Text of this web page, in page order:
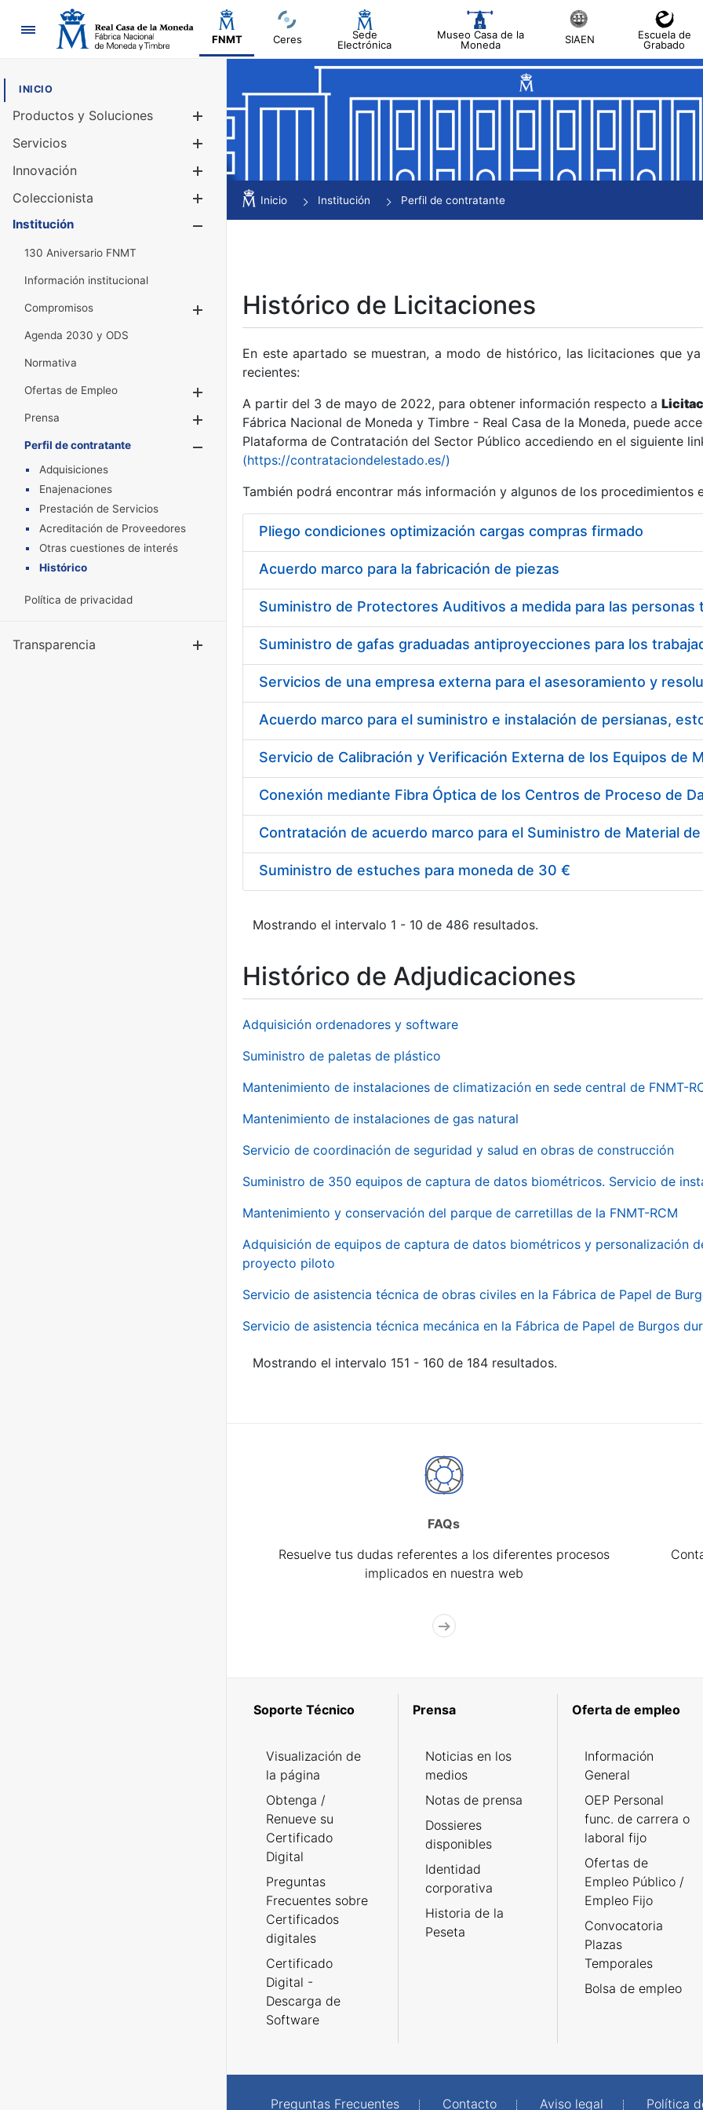
Navegación
FNMT Ceres
Sede
Electrónica
Museo Casa de la
Moneda
SIAEN
Escuela de
Grabado
INICIO
Productos y Soluciones
Mostrar/Ocultar
Servicios
Innovación
Coleccionista
Mostrar/Ocultar
Institución
130 Aniversario FNMT
Información institucional
Compromisos
Mostrar/Ocultar
Agenda 2030 y ODS
Normativa
Ofertas de Empleo
Prensa
Mostrar/Ocultar
Perfil de contratante
Mostrar/Ocultar
Adquisiciones
Enajenaciones
Prestación de Servicios
Acreditación de Proveedores
Otras cuestiones de interés
Histórico
Política de privacidad
Transparencia Mostrar/Ocultar
Inicio Institución Perfil de contratante
Histórico de Licitaciones
En este apartado se muestran, a modo de histórico, las licitaciones que
recientes:
A partir del 3 de mayo de 2022, para obtener información respecto a
Fábrica Nacional de Moneda y Timbre - Real Casa de la Moneda, puede
Plataforma de Contratación del Sector Público accediendo en el siguiente
(https://contrataciondelestado.es/)
También podrá encontrar más información y algunos de los procedimientos
Pliego condiciones optimización cargas compras firmado
Acuerdo marco para la fabricación de piezas
Acuerdo marco para el suministro e instalación de persianas,
Suministro de estuches para moneda de 30 €
Mostrando el intervalo 1 - 10 de 486 resultados.
Histórico de Adjudicaciones
Adquisición ordenadores y software
Suministro de paletas de plástico
Mantenimiento de instalaciones de climatización en sede central de FNMT-
Mantenimiento de instalaciones de gas natural
Servicio de coordinación de seguridad y salud en obras de construcción
Suministro de 350 equipos de captura de datos biométricos. Servicio de
Mantenimiento y conservación del parque de carretillas de la FNMT-RCM
Adquisición de equipos de captura de datos biométricos y personalización
proyecto piloto
Servicio de asistencia técnica de obras civiles en la Fábrica de Papel de
Servicio de asistencia técnica mecánica en la Fábrica de Papel de Burgos
Mostrando el intervalo 151 - 160 de 184 resultados.
FAQs
Resuelve tus dudas referentes a los diferentes procesos
implicados en nuestra web
Soporte Técnico
Visualización de
la página
Obtenga /
Renueve su
Certificado
Digital
Preguntas
Frecuentes sobre
Certificados
digitales
Certificado
Digital -
Descarga de
Software
Prensa
Noticias en los
medios
Notas de prensa
Dossieres
disponibles
Identidad
corporativa
Historia de la
Peseta
Oferta de empleo
Información
General
OEP Personal
func. de carrera o
laboral fijo
Ofertas de
Empleo Público /
Empleo Fijo
Convocatoria
Plazas
Temporales
Bolsa de empleo
Preguntas Frecuentes Contacto Aviso legal Política